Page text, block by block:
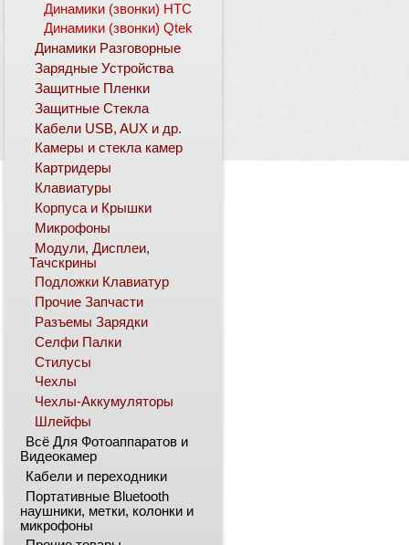
Динамики (звонки) HTC
Динамики (звонки) Qtek
Динамики Разговорные
Зарядные Устройства
Защитные Пленки
Защитные Стекла
Кабели USB, AUX и др.
Камеры и стекла камер
Картридеры
Клавиатуры
Корпуса и Крышки
Микрофоны
Модули, Дисплеи,
Тачскрины
Подложки Клавиатур
Прочие Запчасти
Разъемы Зарядки
Селфи Палки
Стилусы
Чехлы
Чехлы-Аккумуляторы
Шлейфы
Всё Для Фотоаппаратов и
Видеокамер
Кабели и переходники
Портативные Bluetooth
наушники, метки, колонки и
микрофоны